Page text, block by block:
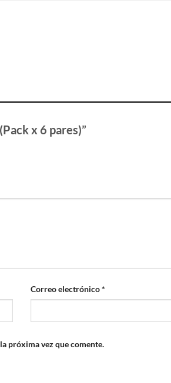
x 6 pares)”
Correo electrónico*
próxima vez que comente.